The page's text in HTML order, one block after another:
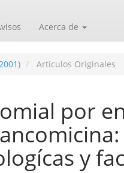
Acerca de
Articulos Originales
por
y